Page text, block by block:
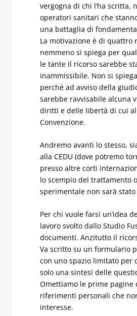
vergogna di chi l’ha scritta,
operatori sanitari che
una battaglia di
La motivazione è di quattro
nemmeno si spiega per
le tante il ricorso sarebbe
inammissibile. Non si
perché ad avviso della
sarebbe ravvisabile alcuna
diritti e delle libertà di cui
Convenzione.
Andremo avanti lo stesso,
alla CEDU (dove potremo
presso altre corti
lo scempio del trattamento
sperimentale non sarà
Per chi vuole farsi un’idea
lavoro svolto dallo Studio
documenti. Anzitutto il
Va scritto su un formulario
con uno spazio limitato per
solo una sintesi delle
Omettiamo le prime pagine
riferimenti personali che
interesse.